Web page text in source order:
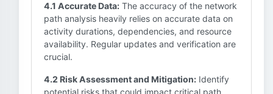
4.1 Accurate Data: The accuracy of the network
path analysis heavily relies on accurate data on
activity durations, dependencies, and resource
availability. Regular updates and verification are
crucial.
4.2 Risk Assessment and Mitigation: Identify
potential risks that could impact critical path